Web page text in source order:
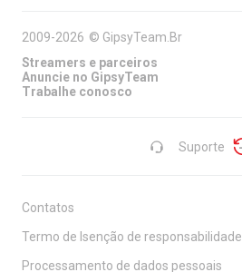
Suporte
2009-2026 © GipsyTeam.Br
Streamers e parceiros
Anuncie no GipsyTeam
Trabalhe conosco
Contatos
Termo de Isenção de responsabilidade
Processamento de dados pessoais